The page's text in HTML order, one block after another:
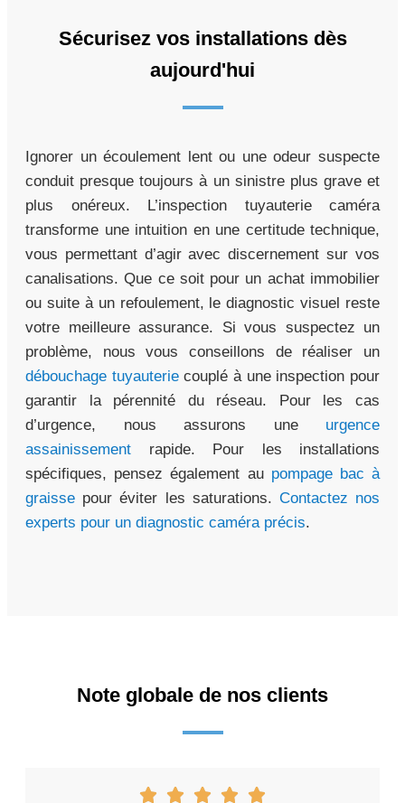
Sécurisez vos installations dès
aujourd'hui
Ignorer un écoulement lent ou une odeur suspecte
conduit presque toujours à un sinistre plus grave et
plus onéreux. L’inspection tuyauterie caméra
transforme une intuition en une certitude technique,
vous permettant d’agir avec discernement sur vos
canalisations. Que ce soit pour un achat immobilier
ou suite à un refoulement, le diagnostic visuel reste
votre meilleure assurance. Si vous suspectez un
problème, nous vous conseillons de réaliser un
débouchage tuyauteriecouplé à une inspection pour
garantir la pérennité du réseau. Pour les cas
d’urgence, nous assurons une urgence
assainissement rapide. Pour les installations
spécifiques, pensez également au pompage bac à
graisse pour éviter les saturations. Contactez nos
experts pour un diagnostic caméra précis.
Note globale de nos clients